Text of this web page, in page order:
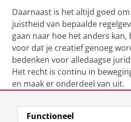
Daarnaast is het altijd goed
juistheid van bepaalde
gaan naar hoe het anders
voor dat je creatief genoeg
bedenken voor alledaagse
Het recht is continu in
en maak er onderdeel van uit.
Laatst gewijzigd: 11 april 2025
Functioneel